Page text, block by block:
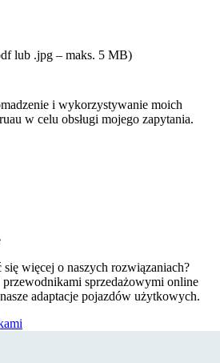
lub .jpg – maks. 5 MB)
i wykorzystywanie moich
w celu obsługi mojego zapytania.
więcej o naszych rozwiązaniach?
przewodnikami sprzedażowymi online
adaptacje pojazdów użytkowych.